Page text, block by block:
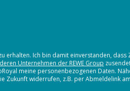
erhalten. Ich bin damit einverstanden, dass
Unternehmen der REWE Group
meine personenbezogenen Daten.
Zukunft widerrufen, z.B. per Abmeldelink